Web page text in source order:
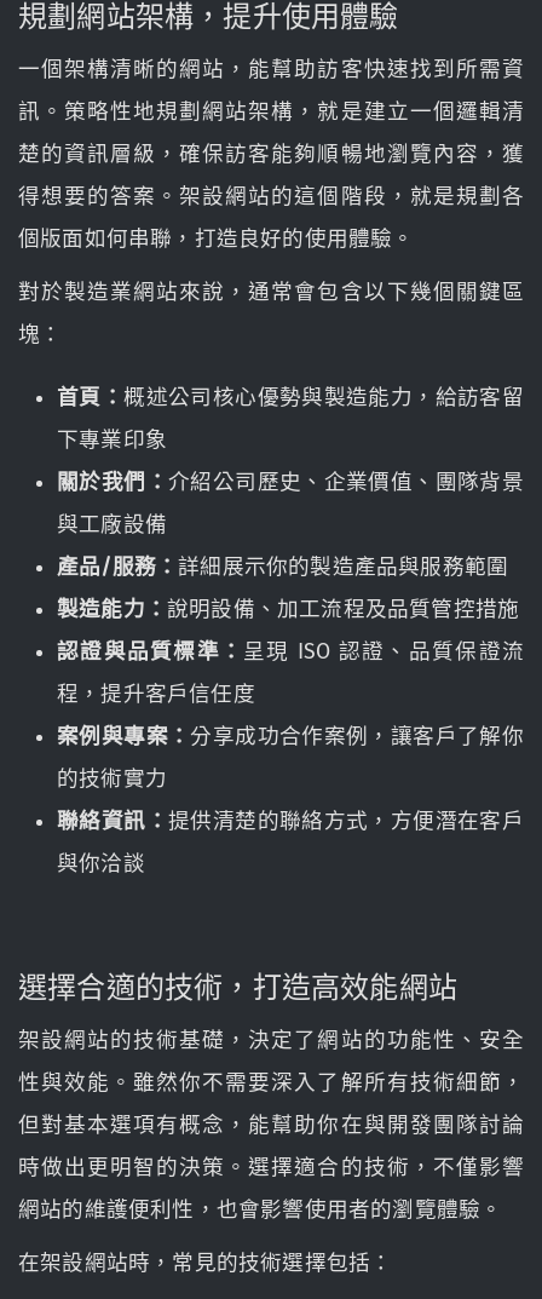
規劃網站架構，提升使用體驗
一個架構清晰的網站，能幫助訪客快速找到所需資
訊。策略性地規劃網站架構，就是建立一個邏輯清
楚的資訊層級，確保訪客能夠順暢地瀏覽內容，獲
得想要的答案。架設網站的這個階段，就是規劃各
個版面如何串聯，打造良好的使用體驗。
對於製造業網站來說，通常會包含以下幾個關鍵區
塊：
首頁：概述公司核心優勢與製造能力，給訪客留
下專業印象
關於我們： 介紹公司歷史、企業價值、團隊背景
與工廠設備
產品/服務：詳細展示你的製造產品與服務範圍
製造能力： 說明設備、加工流程及品質管控措施
認證與品質標準： 呈現 ISO 認證、品質保證流
程，提升客戶信任度
案例與專案： 分享成功合作案例，讓客戶了解你
的技術實力
聯絡資訊： 提供清楚的聯絡方式，方便潛在客戶
與你洽談
選擇合適的技術，打造高效能網站
架設網站的技術基礎，決定了網站的功能性、安全
性與效能。雖然你不需要深入了解所有技術細節，
但對基本選項有概念，能幫助你在與開發團隊討論
時做出更明智的決策。選擇適合的技術，不僅影響
網站的維護便利性，也會影響使用者的瀏覽體驗。
在架設網站時，常見的技術選擇包括：